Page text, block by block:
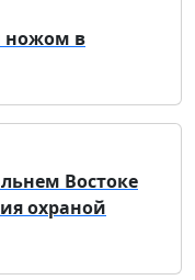
ножом в
Востоке
охраной